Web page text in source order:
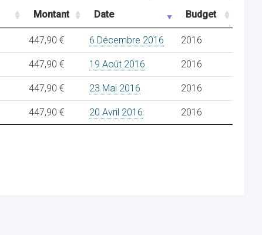
Montant Date Budget
447,90 € 6 Décembre 2016 2016
447,90 € 19 Août 2016 2016
447,90 € 23 Mai 2016 2016
447,90 € 20 Avril 2016 2016